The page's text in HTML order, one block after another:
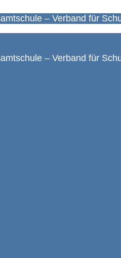
– Verband für
– Verband für